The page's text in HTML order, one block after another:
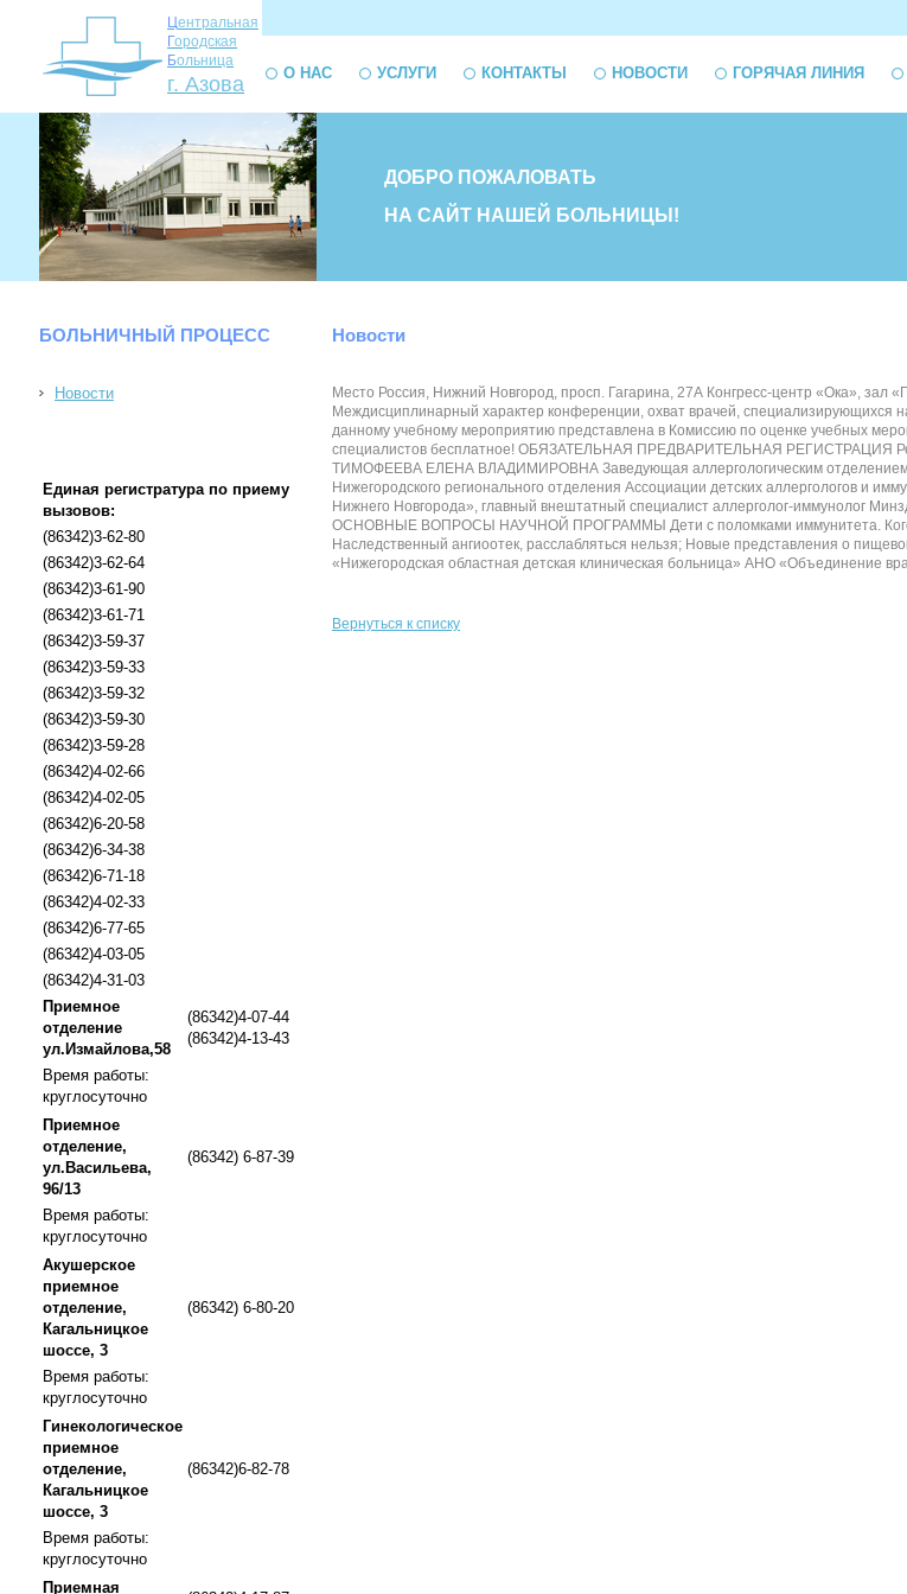
Центральная
Городская
Больница
г. Азова О НАС УСЛУГИ КОНТАКТЫ НОВОСТИ ГОРЯЧАЯ ЛИНИЯ
ДОБРО ПОЖАЛОВАТЬ
НА САЙТ НАШЕЙ БОЛЬНИЦЫ!
БОЛЬНИЧНЫЙ ПРОЦЕСС
Новости
Единая регистратура по приему
вызовов:
(86342)3-62-80
(86342)3-62-64
(86342)3-61-90
(86342)3-61-71
(86342)3-59-37
(86342)3-59-33
(86342)3-59-32
(86342)3-59-30
(86342)3-59-28
(86342)4-02-66
(86342)4-02-05
(86342)6-20-58
(86342)6-34-38
(86342)6-71-18
(86342)4-02-33
(86342)6-77-65
(86342)4-03-05
(86342)4-31-03
Приемное
отделение
ул.Измайлова,58
(86342)4-07-44
(86342)4-13-43
Время работы:
круглосуточно
Приемное
отделение,
ул.Васильева,
96/13
(86342) 6-87-39
Время работы:
круглосуточно
Акушерское
приемное
отделение,
Кагальницкое
шоссе, 3
(86342) 6-80-20
Время работы:
круглосуточно
Гинекологическое
приемное
отделение,
Кагальницкое
шоссе, 3
(86342)6-82-78
Время работы:
круглосуточно
Приемная
Новости
Место Россия, Нижний Новгород, просп. Гагарина, 27А Конгресс-центр «Ока»,
Междисциплинарный характер конференции, охват врачей, специализирующихся
данному учебному мероприятию представлена в Комиссию по оценке учебных
специалистов бесплатное! ОБЯЗАТЕЛЬНАЯ ПРЕДВАРИТЕЛЬНАЯ РЕГИСТРАЦИЯ
ТИМОФЕЕВА ЕЛЕНА ВЛАДИМИРОВНА Заведующая аллергологическим отделением
Нижегородского регионального отделения Ассоциации детских аллергологов и
Нижнего Новгорода», главный внештатный специалист аллерголог-иммунолог
ОСНОВНЫЕ ВОПРОСЫ НАУЧНОЙ ПРОГРАММЫ Дети с поломками иммунитета. Кого,
Наследственный ангиоотек, расслабляться нельзя; Новые представления о
«Нижегородская областная детская клиническая больница» АНО «Объединение
Вернуться к списку